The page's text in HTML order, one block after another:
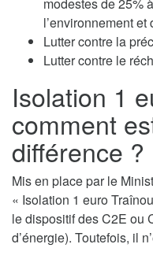
l’environnement et
Lutter contre la
Lutter contre le
Isolation 1
comment
différence ?
Mis en place par le
« Isolation 1 euro
le dispositif des C2E ou
d’énergie). Toutefois, il